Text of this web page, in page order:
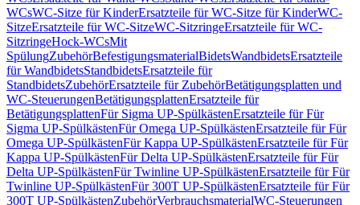
WCsWC-Sitze für KinderErsatzteile für WC-Sitze für KinderWC-
SitzeErsatzteile für WC-SitzeWC-SitzringeErsatzteile für WC-
SitzringeHock-WCsMit
SpülungZubehörBefestigungsmaterialBidetsWandbidetsErsatzteile
für WandbidetsStandbidetsErsatzteile für
StandbidetsZubehörErsatzteile für ZubehörBetätigungsplatten und
WC-SteuerungenBetätigungsplattenErsatzteile für
BetätigungsplattenFür Sigma UP-SpülkästenErsatzteile für Für
Sigma UP-SpülkästenFür Omega UP-SpülkästenErsatzteile für Für
Omega UP-SpülkästenFür Kappa UP-SpülkästenErsatzteile für Für
Kappa UP-SpülkästenFür Delta UP-SpülkästenErsatzteile für Für
Delta UP-SpülkästenFür Twinline UP-SpülkästenErsatzteile für Für
Twinline UP-SpülkästenFür 300T UP-SpülkästenErsatzteile für Für
300T UP-SpülkästenZubehörVerbrauchsmaterialWC-Steuerungen